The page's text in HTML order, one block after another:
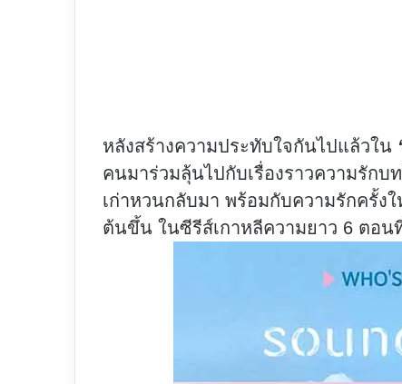
หลังสร้างความประทับใจกันไปแล้วใน
คนมาร่วมลุ้นไปกับเรื่องราวความรัก
เก่าหวนกลับมา พร้อมกับความรักครั้ง
ต้นขึ้น ในซีรีส์เกาหลีความยาว 6 ตอน